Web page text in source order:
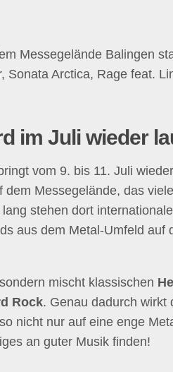
Messegelände Balingen
Sonata Arctica, Rage feat.
im Juli wieder
vom 9. bis 11. Juli wieder
Messegelände, das
stehen dort internationale
aus dem Metal-Umfeld auf
mischt klassischen
Rock. Genau dadurch wirkt
nicht nur auf eine enge
an guter Musik finden!